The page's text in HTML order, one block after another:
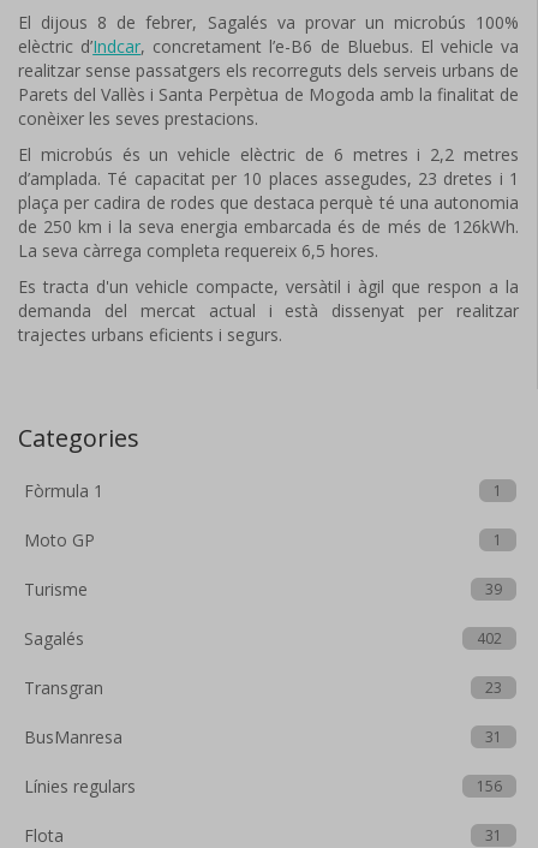
El dijous 8 de febrer, Sagalés va provar un microbús 100%
elèctric d’Indcar, concretament l’e-B6 de Bluebus. El vehicle va
realitzar sense passatgers els recorreguts dels serveis urbans de
Parets del Vallès i Santa Perpètua de Mogoda amb la finalitat de
conèixer les seves prestacions.
El microbús és un vehicle elèctric de 6 metres i 2,2 metres
d’amplada. Té capacitat per 10 places assegudes, 23 dretes i 1
plaça per cadira de rodes que destaca perquè té una autonomia
de 250 km i la seva energia embarcada és de més de 126kWh.
La seva càrrega completa requereix 6,5 hores.
Es tracta d'un vehicle compacte, versàtil i àgil que respon a la
demanda del mercat actual i està dissenyat per realitzar
trajectes urbans eficients i segurs.
Categories
Fòrmula 1 1
Moto GP 1
Turisme 39
Sagalés 402
Transgran 23
BusManresa 31
Línies regulars 156
Flota 31